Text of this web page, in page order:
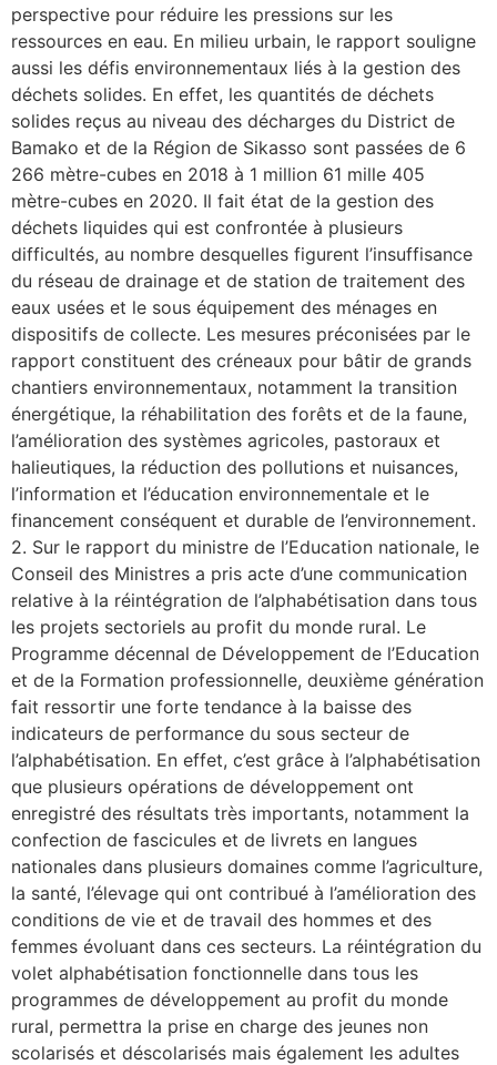
perspective pour réduire les pressions sur les
ressources en eau. En milieu urbain, le rapport souligne
aussi les défis environnementaux liés à la gestion des
déchets solides. En effet, les quantités de déchets
solides reçus au niveau des décharges du District de
Bamako et de la Région de Sikasso sont passées de 6
266 mètre-cubes en 2018 à 1 million 61 mille 405
mètre-cubes en 2020. Il fait état de la gestion des
déchets liquides qui est confrontée à plusieurs
difficultés, au nombre desquelles figurent l’insuffisance
du réseau de drainage et de station de traitement des
eaux usées et le sous équipement des ménages en
dispositifs de collecte. Les mesures préconisées par le
rapport constituent des créneaux pour bâtir de grands
chantiers environnementaux, notamment la transition
énergétique, la réhabilitation des forêts et de la faune,
l’amélioration des systèmes agricoles, pastoraux et
halieutiques, la réduction des pollutions et nuisances,
l’information et l’éducation environnementale et le
financement conséquent et durable de l’environnement.
2. Sur le rapport du ministre de l’Education nationale, le
Conseil des Ministres a pris acte d’une communication
relative à la réintégration de l’alphabétisation dans tous
les projets sectoriels au profit du monde rural. Le
Programme décennal de Développement de l’Education
et de la Formation professionnelle, deuxième génération
fait ressortir une forte tendance à la baisse des
indicateurs de performance du sous secteur de
l’alphabétisation. En effet, c’est grâce à l’alphabétisation
que plusieurs opérations de développement ont
enregistré des résultats très importants, notamment la
confection de fascicules et de livrets en langues
nationales dans plusieurs domaines comme l’agriculture,
la santé, l’élevage qui ont contribué à l’amélioration des
conditions de vie et de travail des hommes et des
femmes évoluant dans ces secteurs. La réintégration du
volet alphabétisation fonctionnelle dans tous les
programmes de développement au profit du monde
rural, permettra la prise en charge des jeunes non
scolarisés et déscolarisés mais également les adultes